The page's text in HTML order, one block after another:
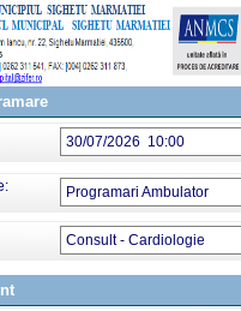
30/07/2026 10:00
Programari Ambulator
Consult - Cardiologie